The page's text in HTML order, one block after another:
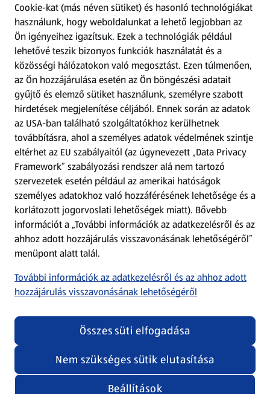
Kérdőív
Fizetési lehetőségek
ALDI utalványok
Árcsökkentés
Adattörlő alkalmazás
Szervizpont
(új oldalon nyílik meg)
Fedezz fel minket az interneten!
Töltsd le az ALDI Magyarország applikációt!
Adatvédelem és szabályzat
Cookie beállítások módosítása
Felhasználási feltételek
Adatvédelem / Impresszum
Security policy
(új oldalon nyílik meg)
Cookie-kat (más néven sütiket) és hasonló technológiákat
használunk, hogy weboldalunkat a lehető legjobban az
Ön igényeihez igazítsuk. Ezek a technológiák például
lehetővé teszik bizonyos funkciók használatát és a
közösségi hálózatokon való megosztást. Ezen túlmenően,
az Ön hozzájárulása esetén az Ön böngészési adatait
gyűjtő és elemző sütiket használunk, személyre szabott
hirdetések megjelenítése céljából. Ennek során az adatok
az USA-ban található szolgáltatókhoz kerülhetnek
továbbításra, ahol a személyes adatok védelmének szintje
eltérhet az EU szabályaitól (az úgynevezett „Data Privacy
Framework” szabályozási rendszer alá nem tartozó
szervezetek esetén például az amerikai hatóságok
személyes adatokhoz való hozzáférésének lehetősége és a
korlátozott jogorvoslati lehetőségek miatt). Bővebb
információt a „További információk az adatkezelésről és az
ahhoz adott hozzájárulás visszavonásának lehetőségéről”
menüpont alatt talál.
További információk az adatkezelésről és az ahhoz adott
hozzájárulás visszavonásának lehetőségéről
Beállítások
Nem szükséges sütik elutasítása
Összes süti elfogadása